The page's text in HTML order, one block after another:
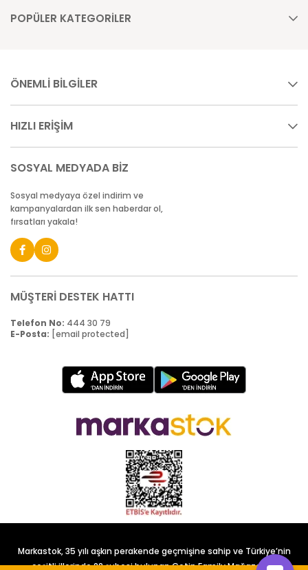
POPÜLER KATEGORİLER
ÖNEMLİ BİLGİLER
HIZLI ERİŞİM
SOSYAL MEDYADA BİZ
Sosyal medyaya özel indirim ve
kampanyalardan ilk sen haberdar ol,
fırsatları yakala!
MÜŞTERİ DESTEK HATTI
Telefon No: 444 30 79
E-Posta: [email protected]
Markastok, 35 yılı aşkın perakende geçmişine sahip ve Türkiye’nin
çeşitli illerinde 22 şubesi bulunan Çetin Family Mağazacılık